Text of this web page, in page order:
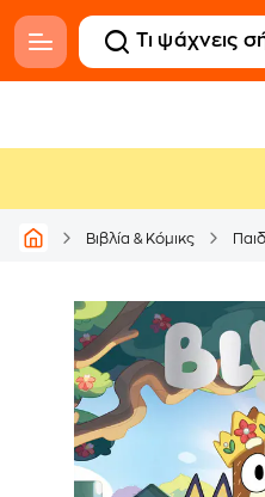
Βιβλία & Κόμικς